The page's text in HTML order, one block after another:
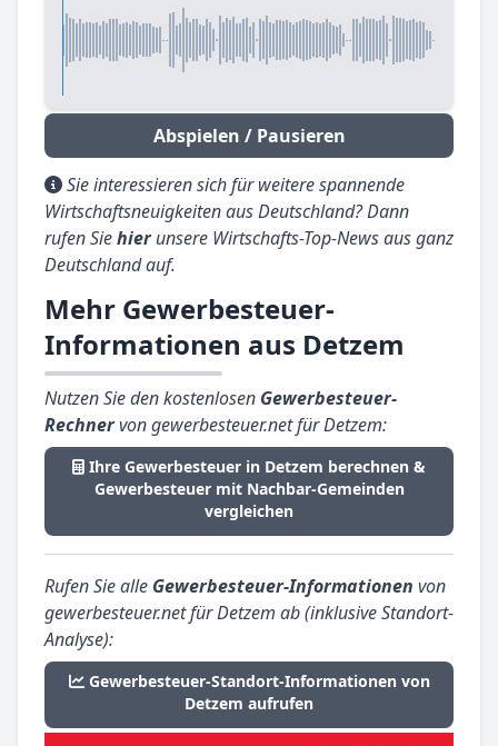
Abspielen / Pausieren
Sie interessieren sich für weitere spannende
Wirtschaftsneuigkeiten aus Deutschland? Dann
rufen Siehierunsere Wirtschafts-Top-News aus ganz
Deutschland auf.
Mehr Gewerbesteuer-
Informationen aus Detzem
Nutzen Sie den kostenlosen Gewerbesteuer-
Rechnervon gewerbesteuer.net für Detzem:
Ihre Gewerbesteuer in Detzem berechnen &
Gewerbesteuer mit Nachbar-Gemeinden
vergleichen
Rufen Sie alle Gewerbesteuer-Informationen von
gewerbesteuer.net für Detzem ab (inklusive Standort-
Analyse):
Gewerbesteuer-Standort-Informationen von
Detzem aufrufen